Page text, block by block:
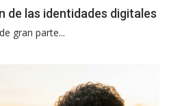
de las identidades digitales
gran parte...